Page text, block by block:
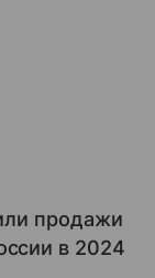
продажи
в 2024